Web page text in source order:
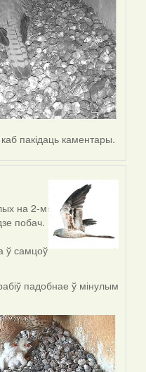
каб пакідаць каментары.
на 2-м
побач.
ў самцоў
падобнае ў мінулым